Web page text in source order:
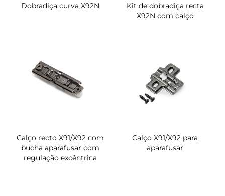
Dobradiça curva X92N
Kit de dobradiça recta
X92N com calço
Calço recto X91/X92 com
bucha aparafusar com
regulação excêntrica
Calço X91/X92 para
aparafusar